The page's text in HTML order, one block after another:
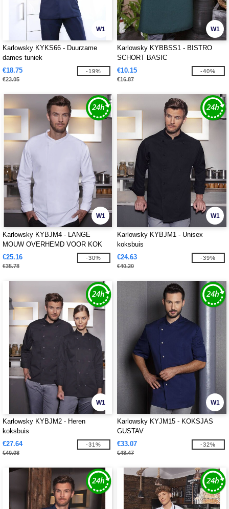
W1
Karlowsky KYKS66 - Duurzame
dames tuniek
€18.75
€23.05
-19%
W1
Karlowsky KYBBSS1 - BISTRO
SCHORT BASIC
€10.15
€16.87
-40%
W1
Karlowsky KYBJM4 - LANGE
MOUW OVERHEMD VOOR KOK
BASIC
€25.16
€35.78
-30%
W1
Karlowsky KYBJM1 - Unisex
koksbuis
€24.63
€40.20
-39%
W1
Karlowsky KYBJM2 - Heren
koksbuis
€27.64
€40.08
-31%
W1
Karlowsky KYJM15 - KOKSJAS
GUSTAV
€33.07
€48.47
-32%